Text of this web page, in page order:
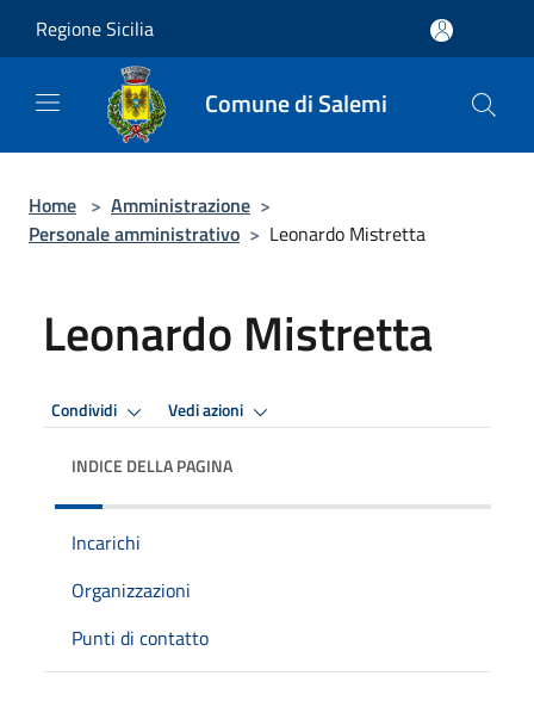
Regione Sicilia
Comune di Salemi
Home > Amministrazione >
Personale amministrativo > Leonardo Mistretta
Leonardo Mistretta
Condividi Vedi azioni
INDICE DELLA PAGINA
Incarichi
Organizzazioni
Punti di contatto